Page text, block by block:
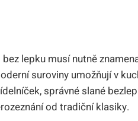
lepku musí nutně
suroviny umožňují v
správné slané
od tradiční klasiky.